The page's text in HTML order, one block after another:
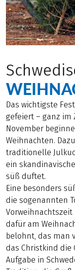
Das wichtigste
gefeiert – ganz im
November
Weihnachten.
traditionelle
ein
süß duftet.
Eine besonders
die sogenannten
dafür am
belohnt, das man
das Christkind die
Aufgabe in